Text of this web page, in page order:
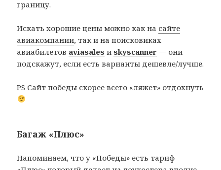
границу.
Искать хорошие цены можно как на сайте
авиакомпании, так и на поисковиках
авиабилетов aviasales иskyscanner — они
подскажут, если есть варианты дешевле/лучше.
PS Сайт победы скорее всего «ляжет» отдохнуть
Багаж «Плюс»
Напоминаем, что у «Победы» есть тариф